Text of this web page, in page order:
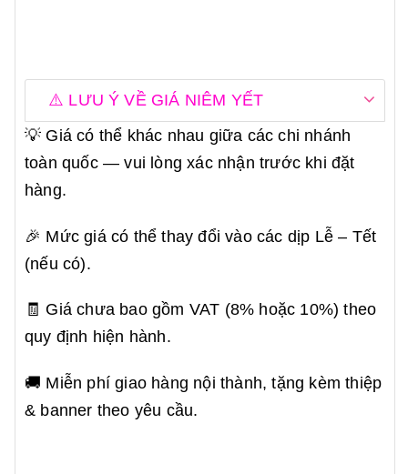
⚠️ LƯU Ý VỀ GIÁ NIÊM YẾT
💡 Giá có thể khác nhau giữa các chi nhánh
toàn quốc — vui lòng xác nhận trước khi đặt
hàng.
🎉 Mức giá có thể thay đổi vào các dịp Lễ – Tết
(nếu có).
🧾 Giá chưa bao gồm VAT (8% hoặc 10%) theo
quy định hiện hành.
🚚 Miễn phí giao hàng nội thành, tặng kèm thiệp
& banner theo yêu cầu.